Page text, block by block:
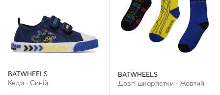
BATWHEELS
Кеди · Cиній
BATWHEELS
Довгі шкарпетки · Жовтий